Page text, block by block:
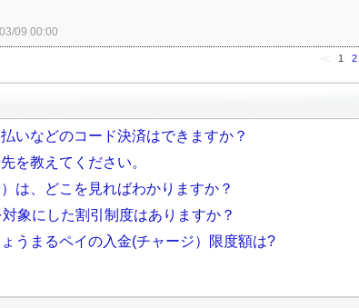
09 00:00
1 2
いなどのコード決済はできますか？
を教えてください。
は、どこを見ればわかりますか？
象にした割引制度はありますか？
うまるペイの入金(チャージ）限度額は?